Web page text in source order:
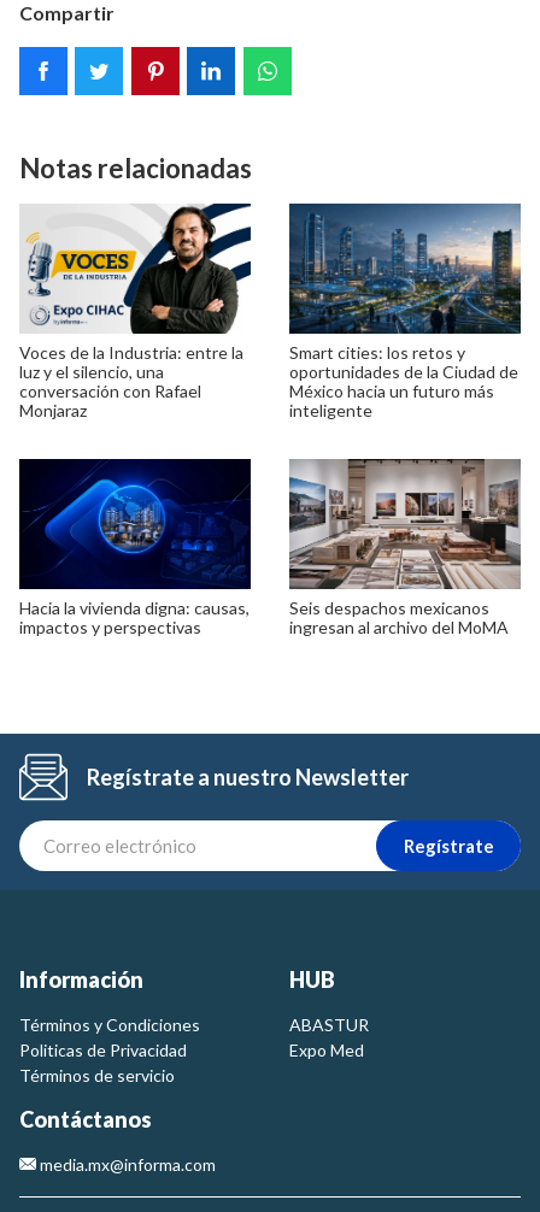
Compartir
Notas relacionadas
Voces de la Industria: entre la
luz y el silencio, una
conversación con Rafael
Monjaraz
Smart cities: los retos y
oportunidades de la Ciudad de
México hacia un futuro más
inteligente
Hacia la vivienda digna: causas,
impactos y perspectivas
Seis despachos mexicanos
ingresan al archivo del MoMA
Regístrate a nuestro Newsletter
Regístrate
Información
Términos y Condiciones
Politicas de Privacidad
Términos de servicio
HUB
ABASTUR
Expo Med
Contáctanos
media.mx@informa.com